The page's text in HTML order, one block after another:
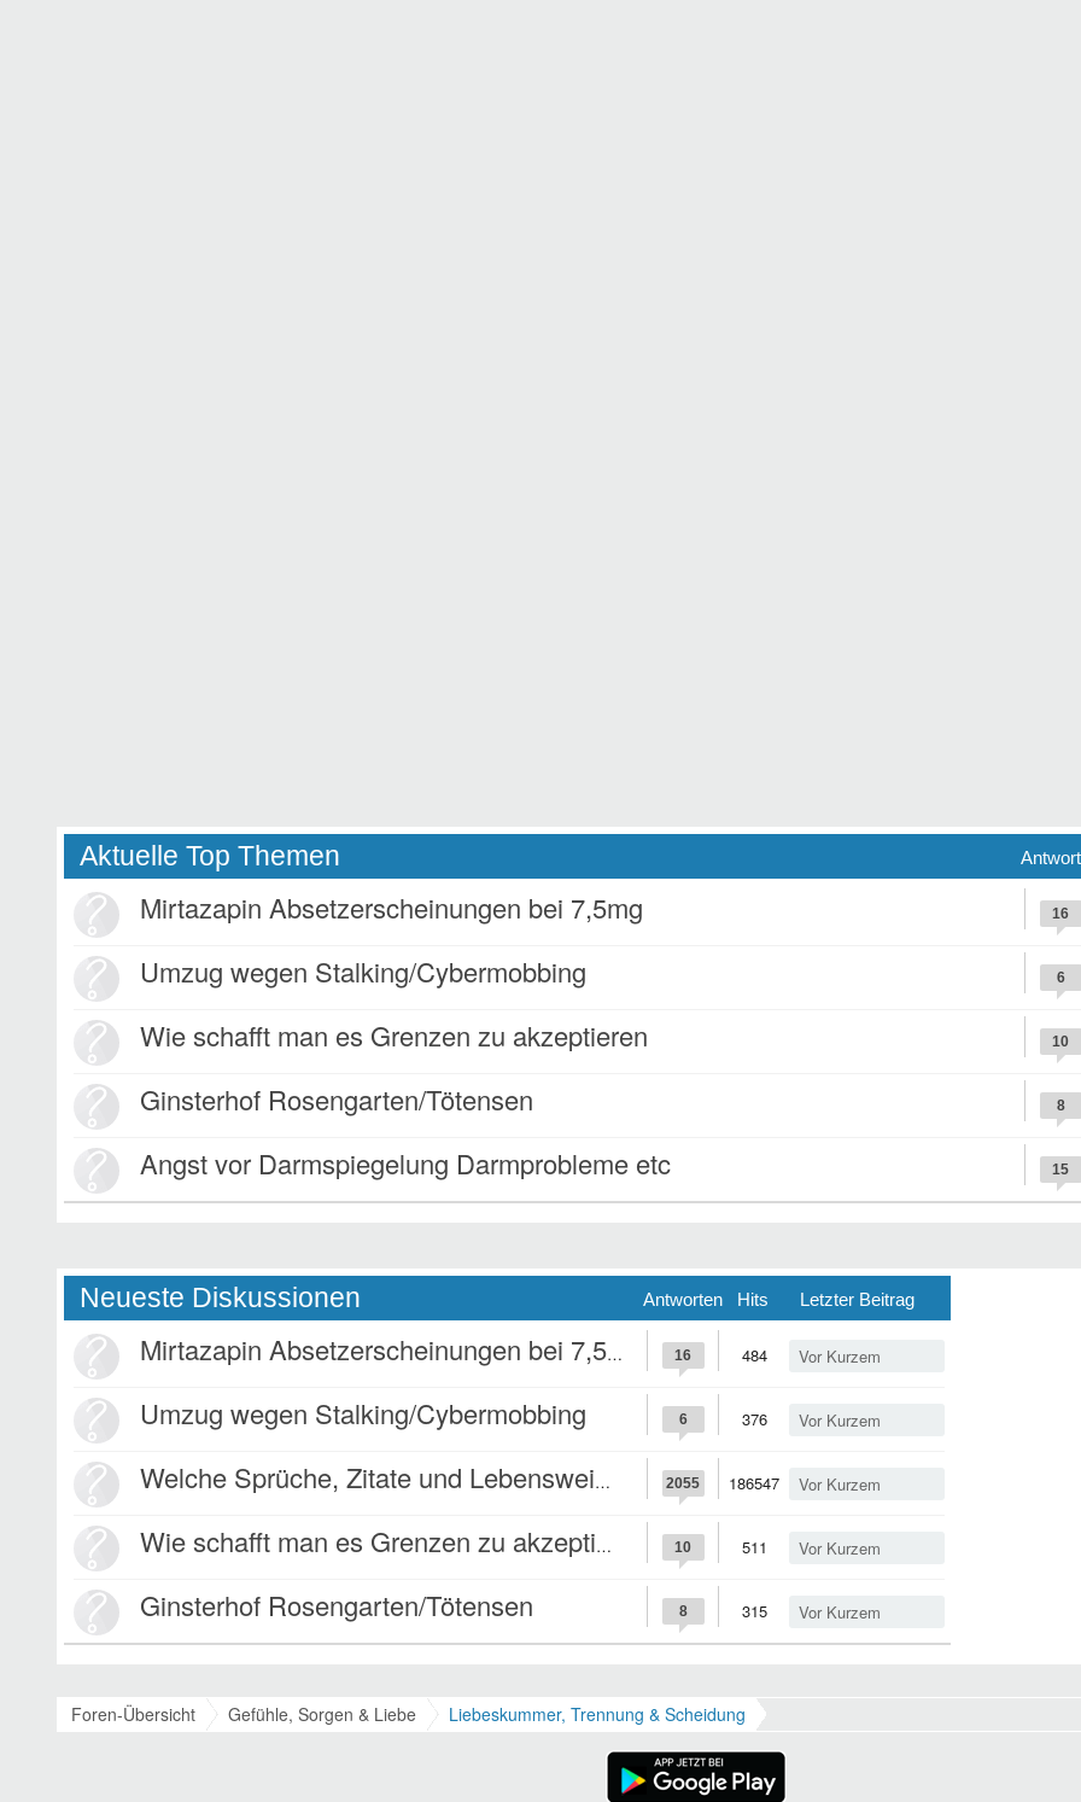
Aktuelle Top Themen
Mirtazapin Absetzerscheinungen bei 7,5mg 16
Umzug wegen Stalking/Cybermobbing 6
Wie schafft man es Grenzen zu akzeptieren 10
Ginsterhof Rosengarten/Tötensen 8
Angst vor Darmspiegelung Darmprobleme etc 15
Neueste Diskussionen Hits
Antworten Letzter Beitrag
Mirtazapin Absetzerscheinungen bei 7,5mg Vor Kurzem
484
16
Umzug wegen Stalking/Cybermobbing Vor Kurzem
376
6
Welche Sprüche, Zitate und Lebensweisheiten bewegen euch? Vor Kurzem
186547
2055
Wie schafft man es Grenzen zu akzeptieren Vor Kurzem
511
10
Ginsterhof Rosengarten/Tötensen Vor Kurzem
315
8
Foren-Übersicht Gefühle, Sorgen & Liebe Liebeskummer, Trennung & Scheidung